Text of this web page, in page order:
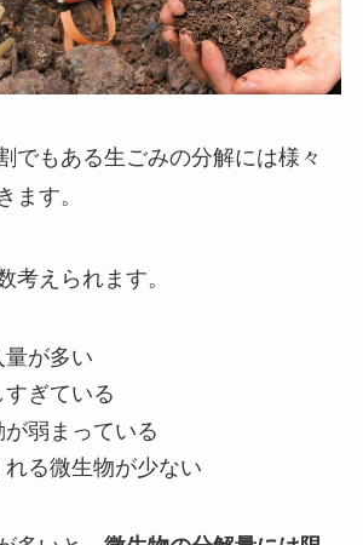
でもある生ごみの分解には様々
ます。
考えられます。
が多い
ぎている
弱まっている
る微生物が少ない